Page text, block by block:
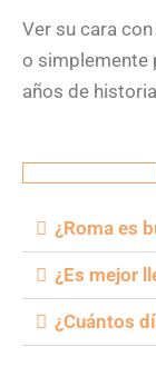
Ver su cara
o simplemente
años de
¿Roma es
¿Es mejor
¿Cuántos